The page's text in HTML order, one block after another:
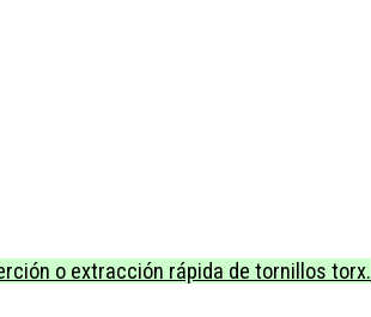
o extracción rápida de tornillos torx.